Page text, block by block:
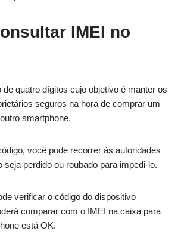
IMEI no
quatro dígitos cujo objetivo é manter os
seguros na hora de comprar um
smartphone.
você pode recorrer às autoridades
perdido ou roubado para impedi-lo.
verificar o código do dispositivo
comparar com o IMEI na caixa para
está OK.